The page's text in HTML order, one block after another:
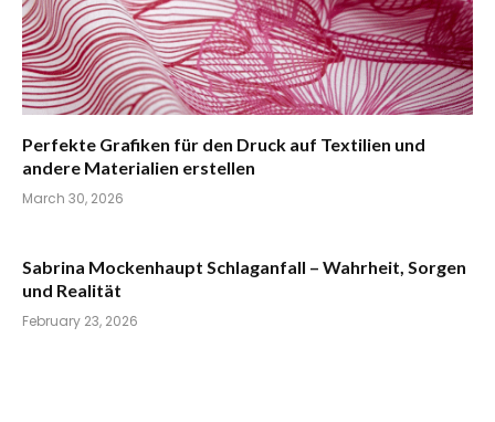
Perfekte Grafiken für den Druck auf Textilien und
andere Materialien erstellen
March 30, 2026
Sabrina Mockenhaupt Schlaganfall – Wahrheit, Sorgen
und Realität
February 23, 2026